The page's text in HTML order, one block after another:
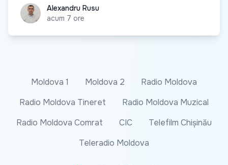
Alexandru Rusu
Alexandru Rusu
acum 7 ore
Moldova 1 Moldova 2
Radio Moldova
Radio Moldova Tineret
Radio Moldova Muzical
Radio Moldova Comrat
CIC
Telefilm Chișinău
Teleradio Moldova